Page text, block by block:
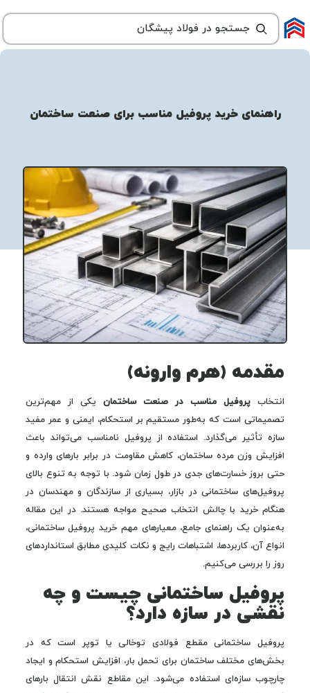
راهنمای خرید پروفیل مناسب برای صنعت ساختمان
مقدمه (هرم وارونه)
انتخاب پروفیل مناسب در صنعت ساختمان یکی از مهم‌ترین
تصمیماتی است که به‌طور مستقیم بر استحکام، ایمنی و عمر مفید
سازه تأثیر می‌گذارد. استفاده از پروفیل نامناسب می‌تواند باعث
افزایش وزن مرده ساختمان، کاهش مقاومت در برابر بارهای وارده و
حتی بروز خسارت‌های جدی در طول زمان شود. با توجه به تنوع بالای
پروفیل‌های ساختمانی در بازار، بسیاری از سازندگان و مهندسان در
هنگام خرید با چالش انتخاب صحیح مواجه هستند. در این مقاله
به‌عنوان یک راهنمای جامع، معیارهای مهم خرید پروفیل ساختمانی،
انواع آن، کاربردها، اشتباهات رایج و نکات کلیدی مطابق استانداردهای
روز را بررسی می‌کنیم.
پروفیل ساختمانی چیست و چه
نقشی در سازه دارد؟
پروفیل ساختمانی مقطع فولادی توخالی یا توپر است که در
بخش‌های مختلف ساختمان برای تحمل بار، افزایش استحکام و ایجاد
چارچوب سازه‌ای استفاده می‌شود. این مقاطع نقش انتقال بارهای